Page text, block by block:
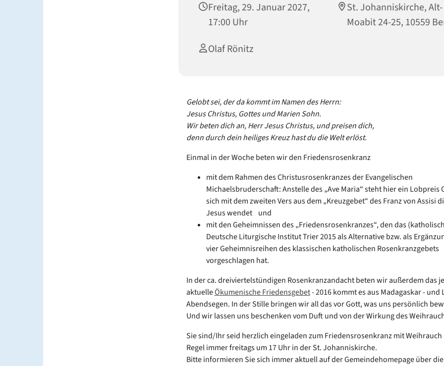
Freitag, 29. Januar 2027,
17:00 Uhr
St. Johanniskirche, Alt-
Moabit 24-25, 10559
Olaf Rönitz
Gelobt sei, der da kommt im Namen des Herrn:
Jesus Christus, Gottes und Marien Sohn.
Wir beten dich an, Herr Jesus Christus, und preisen dich,
denn durch dein heiliges Kreuz hast du die Welt erlöst.
Einmal in der Woche beten wir den Friedensrosenkranz
mit dem Rahmen des Christusrosenkranzes der Evangelischen
Michaelsbruderschaft: Anstelle des „Ave Maria“ steht hier ein Lobpreis
sich mit dem zweiten Vers aus dem „Kreuzgebet“ des Franz von Assisi
Jesus wendet und
mit den Geheimnissen des „Friedensrosenkranzes“, den das
Deutsche Liturgische Institut Trier 2015 als Alternative bzw. als
vier Geheimnisreihen des klassischen katholischen Rosenkranzgebets
vorgeschlagen hat.
In der ca. dreiviertelstündigen Rosenkranzandacht beten wir außerdem das
aktuelleÖkumenische Friedensgebet- 2016 kommt es aus Madagaskar - und
Abendsegen. In der Stille bringen wir all das vor Gott, was uns persönlich
Und wir lassen uns beschenken vom Duft und von der Wirkung des
Sie sind/Ihr seid herzlich eingeladen zum Friedensrosenkranz mit Weihrauch
Regel immer freitags um 17 Uhr in der St. Johanniskirche.
Bitte informieren Sie sich immer aktuell auf der Gemeindehomepage über